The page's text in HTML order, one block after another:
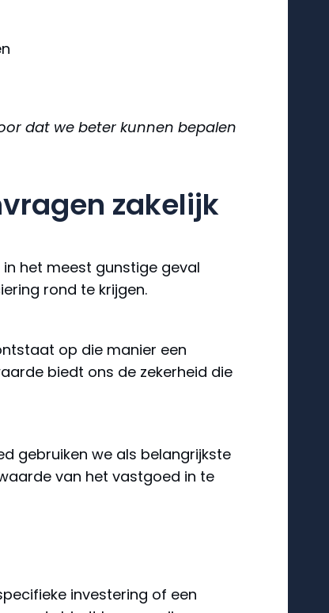
dat we beter kunnen bepalen
zakelijk
het meest gunstige geval
rond te krijgen.
op die manier een
biedt ons de zekerheid die
gebruiken we als belangrijkste
van het vastgoed in te
investering of een